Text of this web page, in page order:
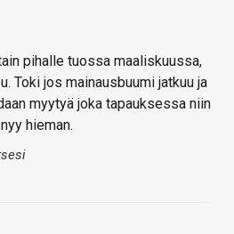
pihalle tuossa maaliskuussa,
Toki jos mainausbuumi jatkuu ja
myytyä joka tapauksessa niin
hieman.